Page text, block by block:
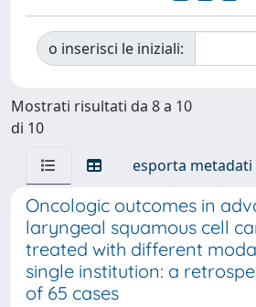
o inserisci le iniziali:
Mostrati risultati da 8 a 10
di 10
esporta metadati
Oncologic outcomes in
laryngeal squamous cell
treated with different
single institution: a
of 65 cases